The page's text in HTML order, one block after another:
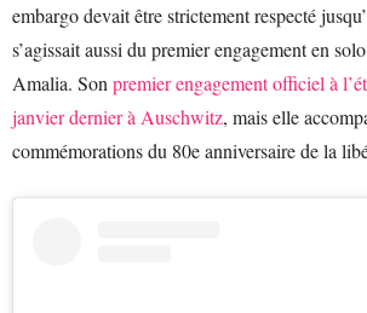
embargo devait être strictement respecté
s’agissait aussi du premier engagement en
Amalia. Son premier engagement officiel à
janvier dernier à Auschwitz, mais elle
commémorations du 80e anniversaire de la